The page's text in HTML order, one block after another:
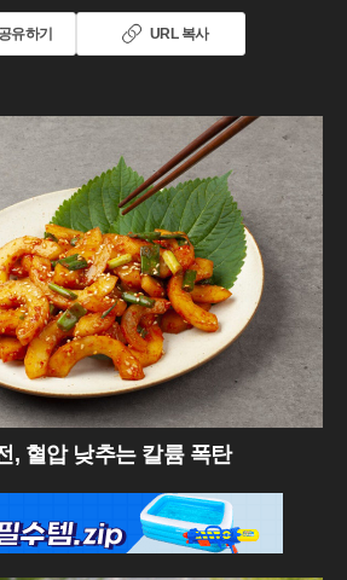
유하기 URL 복사
, 혈압 낮추는 칼륨 폭탄